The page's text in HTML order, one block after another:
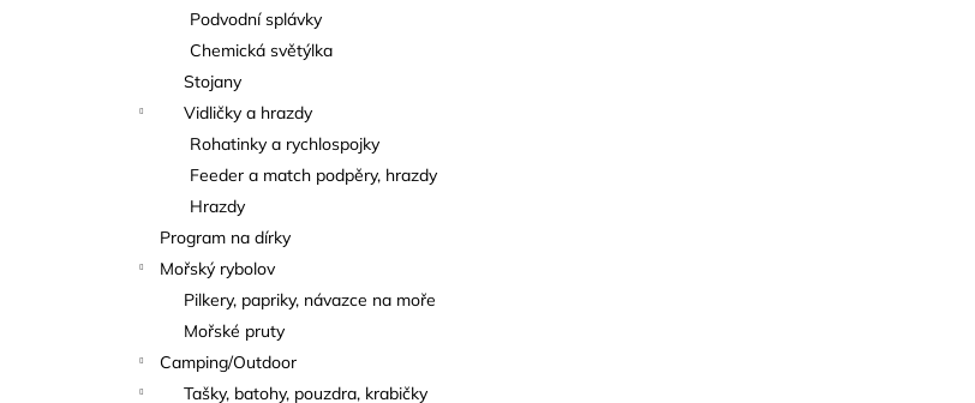
Podvodní splávky
Chemická světýlka
Stojany
Vidličky a hrazdy
Rohatinky a rychlospojky
Feeder a match podpěry, hrazdy
Hrazdy
Program na dírky
Mořský rybolov
Pilkery, papriky, návazce na moře
Mořské pruty
Camping/Outdoor
Tašky, batohy, pouzdra, krabičky